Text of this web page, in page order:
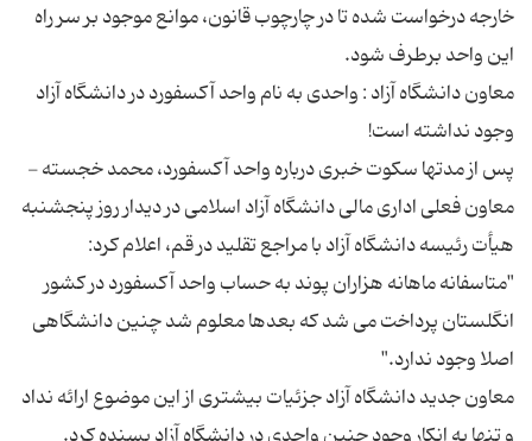
خارجه درخواست شده تا در چارچوب قانون، موانع موجود بر سر راه
معاون دانشگاه آزاد : واحدی به نام واحد آکسفورد در دانشگاه آزاد
پس از مدتها سکوت خبری درباره واحد آکسفورد، محمد خجسته -
معاون فعلی اداری مالی دانشگاه آزاد اسلامی در دیدار روز پنجشنبه
هیأت رئیسه دانشگاه آزاد با مراجع تقلید در قم، اعلام کرد:
"متاسفانه ماهانه هزاران پوند به حساب واحد آکسفورد در کشور
انگلستان پرداخت می شد که بعدها معلوم شد چنین دانشگاهی
معاون جدید دانشگاه آزاد جزئیات بیشتری از این موضوع ارائه نداد